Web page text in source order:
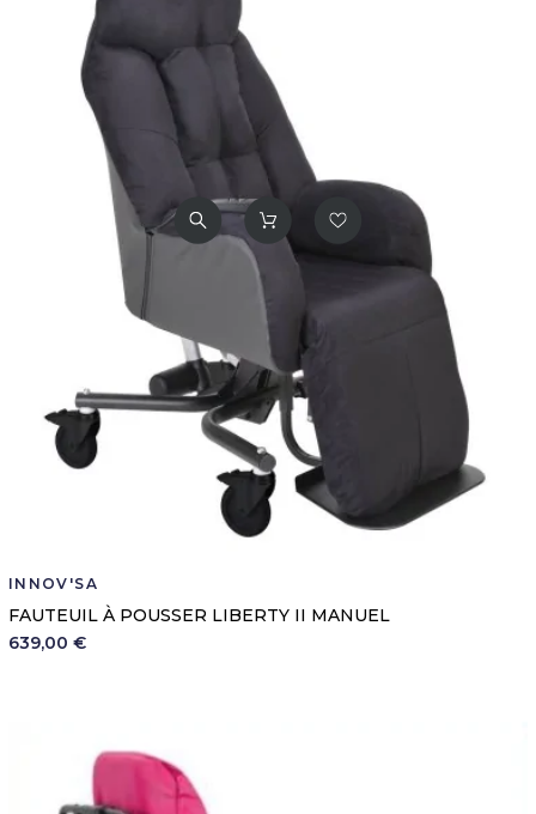
INNOV'SA
FAUTEUIL À POUSSER LIBERTY II MANUEL
639,00 €